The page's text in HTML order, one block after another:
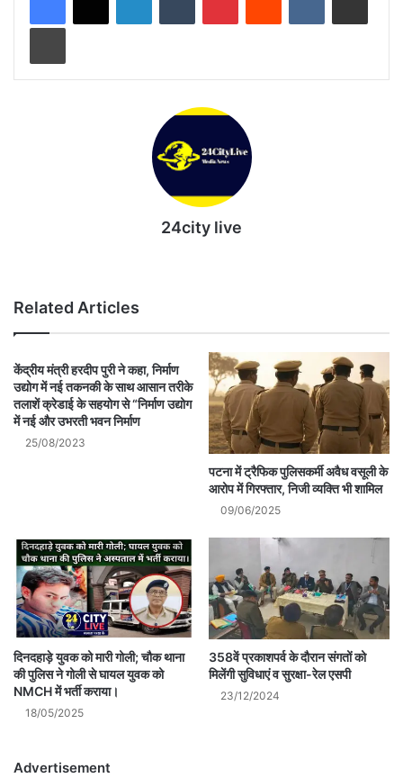
Print
24city live
Related Articles
केंद्रीय मंत्री हरदीप पुरी ने कहा, निर्माण
उद्योग में नई तकनकी के साथ आसान तरीके
तलाशें क्रेडाई के सहयोग से “निर्माण उद्योग
में नई और उभरती भवन निर्माण
25/08/2023
पटना में ट्रैफिक पुलिसकर्मी अवैध वसूली के
आरोप में गिरफ्तार, निजी व्यक्ति भी शामिल
09/06/2025
दिनदहाड़े युवक को मारी गोली; चौक थाना
की पुलिस ने गोली से घायल युवक को
NMCH में भर्ती कराया।
18/05/2025
358वें प्रकाशपर्व के दौरान संगतों को
मिलेंगी सुविधाएं व सुरक्षा-रेल एसपी
23/12/2024
Advertisement